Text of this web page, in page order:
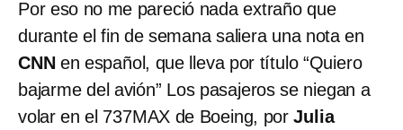
Por eso no me pareció nada extraño que
durante el fin de semana saliera una nota en
CNN en español, que lleva por título “Quiero
bajarme del avión” Los pasajeros se niegan a
volar en el 737MAX de Boeing, porJulia